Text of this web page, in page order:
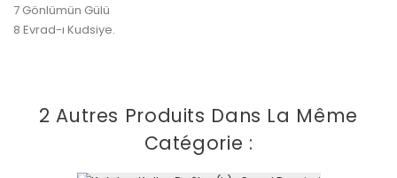
7 Gönlümün Gülü
8 Evrad-ı Kudsiye.
2 Autres Produits Dans La Même
Catégorie :